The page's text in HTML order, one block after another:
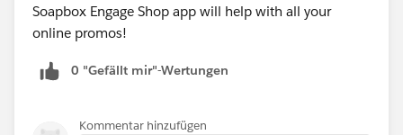
Soapbox Engage Shop app will help with all your
online promos!
0 "Gefällt mir"-Wertungen
Kommentar hinzufügen